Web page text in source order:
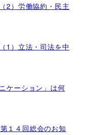
2）労働協約・民主
1）立法・司法を中
ケーション」は何
１４回総会のお知